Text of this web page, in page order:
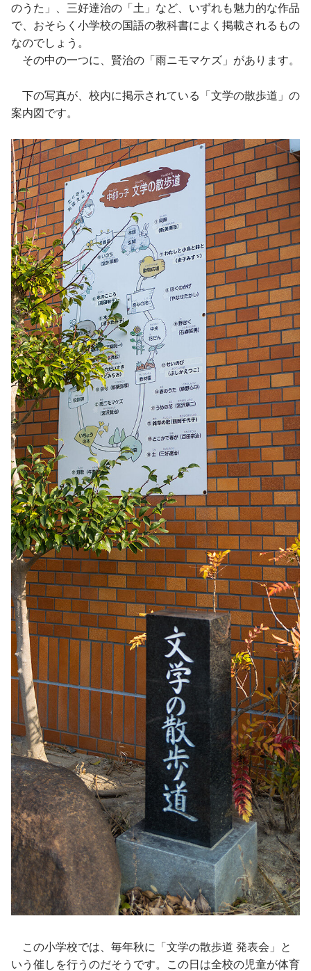
のうた」、三好達治の「土」など、いずれも魅力的な作品
で、おそらく小学校の国語の教科書によく掲載されるもの
なのでしょう。
その中の一つに、賢治の「雨ニモマケズ」があります。
下の写真が、校内に掲示されている「文学の散歩道」の
案内図です。
この小学校では、毎年秋に「文学の散歩道 発表会」と
いう催しを行うのだそうです。この日は全校の児童が体育